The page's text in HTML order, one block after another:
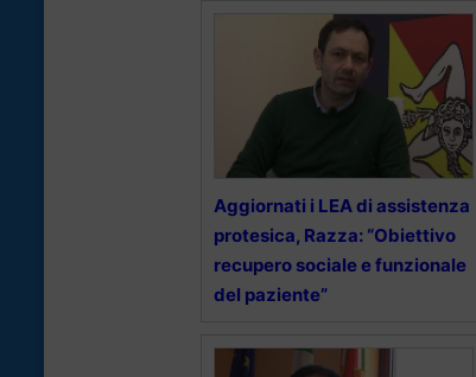
Aggiornati i LEA di assistenza
protesica, Razza: “Obiettivo
recupero sociale e funzionale
del paziente”